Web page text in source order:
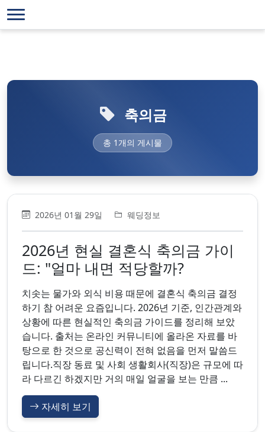
축의금
총 1개의 게시물
2026년 01월 29일 웨딩정보
2026년 현실 결혼식 축의금 가이
드: "얼마 내면 적당할까?
치솟는 물가와 외식 비용 때문에 결혼식 축의금 결정
하기 참 어려운 요즘입니다. 2026년 기준, 인간관계와
상황에 따른 현실적인 축의금 가이드를 정리해 보았
습니다. 출처는 온라인 커뮤니티에 올라온 자료를 바
탕으로 한 것으로 공신력이 전혀 없음을 먼저 말씀드
립니다.직장 동료 및 사회 생활회사(직장)은 규모에 따
라 다르긴 하겠지만 거의 매일 얼굴을 보는 만큼 ...
자세히 보기